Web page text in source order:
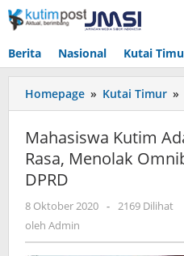
Lewati
ke
Berita Nasional Kutai
Homepage » Kutai Timur »
Mahasiswa Kutim
Rasa, Menolak
DPRD
8 Oktober 2020 oleh
- 2169 Dilihat
oleh Admin